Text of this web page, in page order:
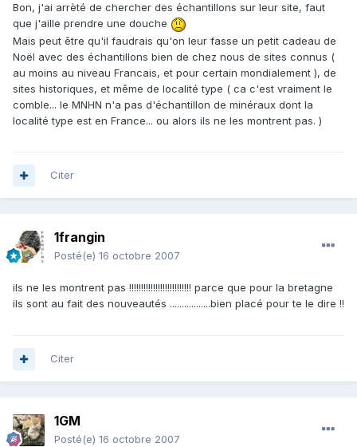
Bon, j'ai arrèté de chercher des échantillons sur leur site, faut
que j'aille prendre une douche
Mais peut être qu'il faudrais qu'on leur fasse un petit cadeau de
Noël avec des échantillons bien de chez nous de sites connus (
au moins au niveau Francais, et pour certain mondialement ), de
sites historiques, et même de localité type ( ca c'est vraiment le
comble... le MNHN n'a pas d'échantillon de minéraux dont la
localité type est en France... ou alors ils ne les montrent pas. )
Citer
1frangin
Posté(e) 16 octobre 2007
ils ne les montrent pas !!!!!!!!!!!!!!!!!!!!!!!!!! parce que pour la bretagne
ils sont au fait des nouveautés .................bien placé pour te le dire !!
Citer
1GM
Posté(e) 16 octobre 2007